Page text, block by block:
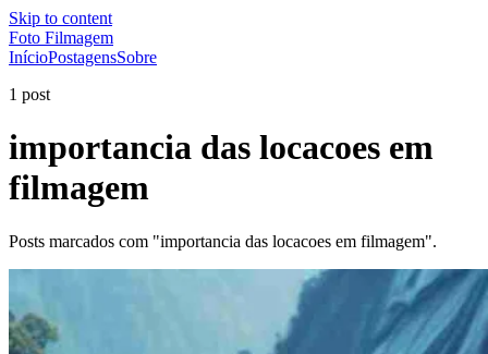
Skip to content
Foto Filmagem
InícioPostagensSobre
1 post
importancia das locacoes em
filmagem
Posts marcados com "importancia das locacoes em filmagem".